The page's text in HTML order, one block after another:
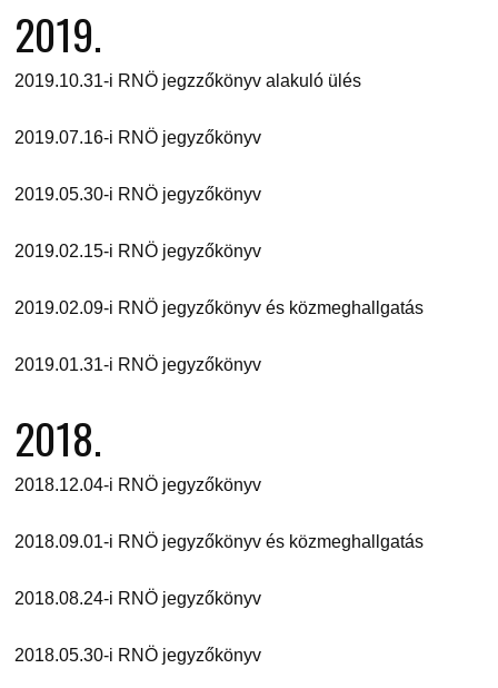
2019.
2019.10.31-i RNÖ jegzzőkönyv alakuló ülés
2019.07.16-i RNÖ jegyzőkönyv
2019.05.30-i RNÖ jegyzőkönyv
2019.02.15-i RNÖ jegyzőkönyv
2019.02.09-i RNÖ jegyzőkönyv és közmeghallgatás
2019.01.31-i RNÖ jegyzőkönyv
2018.
2018.12.04-i RNÖ jegyzőkönyv
2018.09.01-i RNÖ jegyzőkönyv és közmeghallgatás
2018.08.24-i RNÖ jegyzőkönyv
2018.05.30-i RNÖ jegyzőkönyv